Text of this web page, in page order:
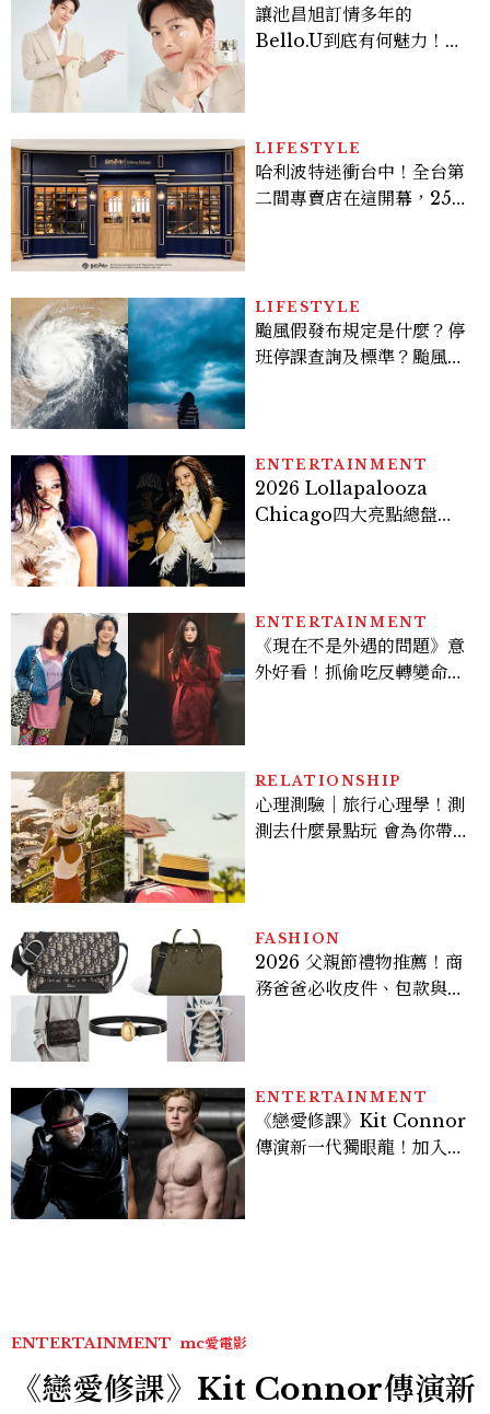
讓池昌旭訂情多年的
Bello.U到底有何魅力！揭
倦感，超神！
LIFESTYLE
哈利波特迷衝台中！全台第
二間專賣店在這開幕，25週
LIFESTYLE
颱風假發布規定是什麼？停
班停課查詢及標準？颱風假
ENTERTAINMENT
2026 Lollapalooza
Chicago四大亮點總盤
ENTERTAINMENT
《現在不是外遇的問題》意
外好看！抓偷吃反轉變命
看點懶人包
RELATIONSHIP
心理測驗｜旅行心理學！測
測去什麼景點玩 會為你帶來
FASHION
2026 父親節禮物推薦！商
務爸爸必收皮件、包款與鞋
ENTERTAINMENT
《戀愛修課》Kit Connor
傳演新一代獨眼龍！加入新
ENTERTAINMENT mc愛電影
《戀愛修課》Kit Connor傳演新